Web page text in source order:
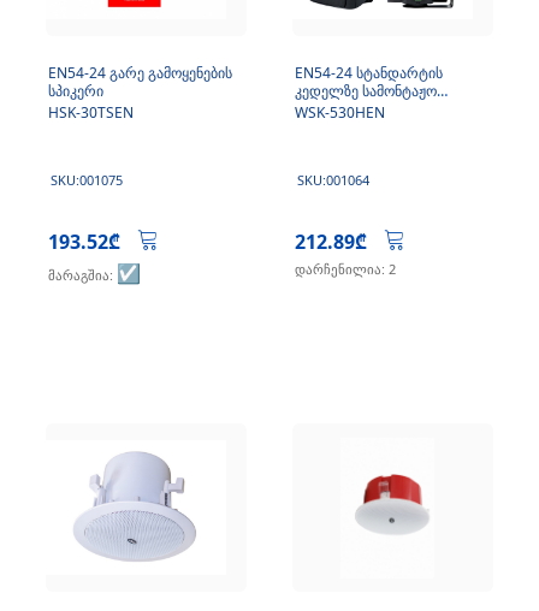
EN54-24 გარე გამოყენების
სპიკერი
HSK-30TSEN
SKU:001075
193.52₾
მარაგშია: ☑️
EN54-24 სტანდარტის
კედელზე სამონტაჟო
დინამიკი
WSK-530HEN
SKU:001064
212.89₾
დარჩენილია: 2